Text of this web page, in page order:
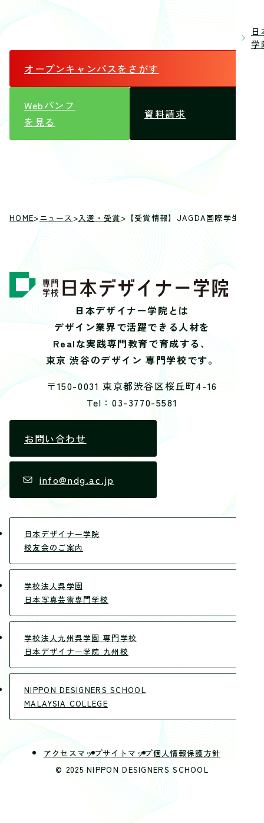
学
オープンキャンパスをさがす
Webパンフ
を見る
資料請求
HOME>ニュース >入選・受賞> 【受賞情報】JAGDA国際学生ポス
日本デザイナー学院とは
デザイン業界で活躍できる人材を
Realな実践専門教育で育成する、
東京 渋谷のデザイン 専門学校です。
〒150-0031 東京都渋谷区桜丘町4-16
Tel：03-3770-5581
お問い合わせ
info@ndg.ac.jp
日本デザイナー学院
校友会のご案内
学校法人呉学園
日本写真芸術専門学校
学校法人九州呉学園 専門学校
日本デザイナー学院 九州校
NIPPON DESIGNERS SCHOOL
MALAYSIA COLLEGE
アクセスマップサイトマップ個人情報保護方針
© 2025 NIPPON DESIGNERS SCHOOL